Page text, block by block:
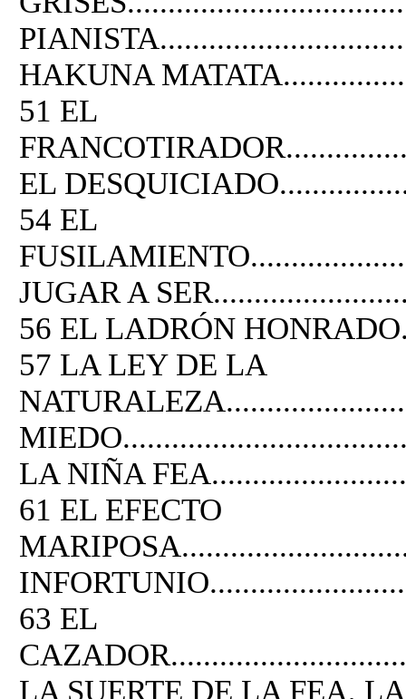
HAKUNA
51 EL
EL
54 EL
JUGAR A
56 EL LADRÓN
57 LA LEY DE LA
LA NIÑA
61 EL EFECTO
63 EL
LA SUERTE DE LA FEA,